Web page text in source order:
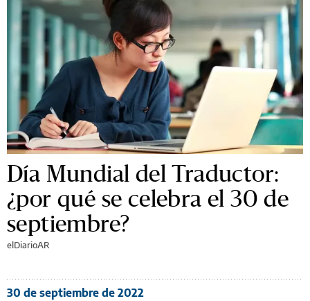
Día Mundial del Traductor:
¿por qué se celebra el 30 de
septiembre?
elDiarioAR
30 de septiembre de 2022